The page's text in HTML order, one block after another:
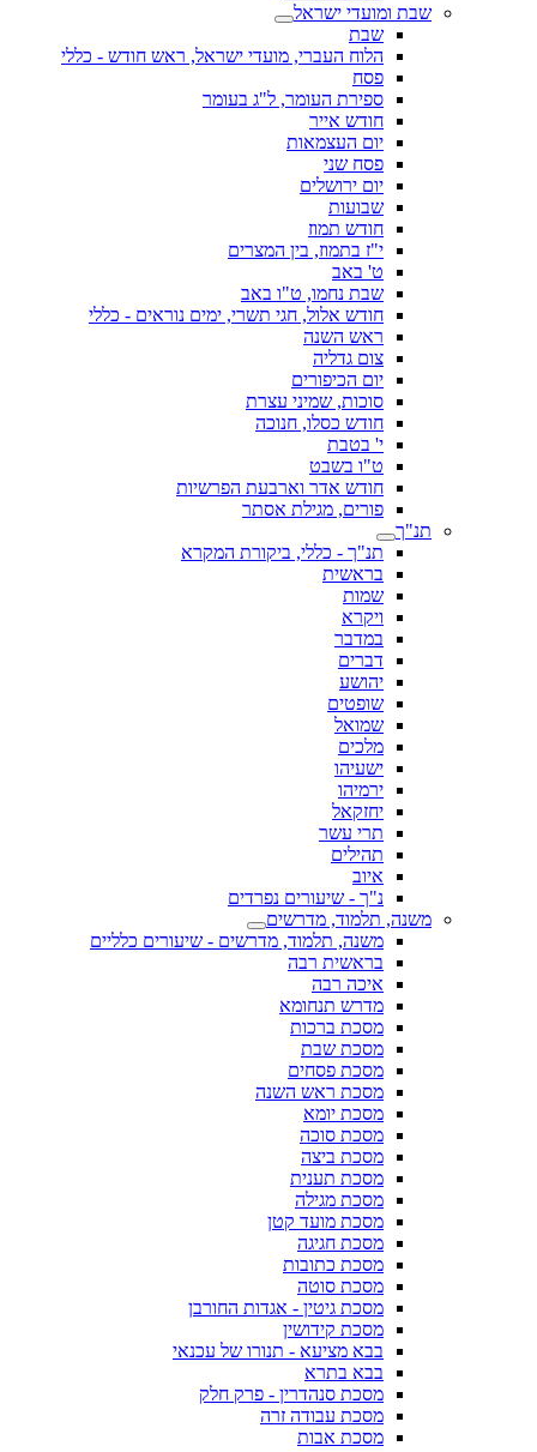
שבת ומועדי ישראל
שבת
הלוח העברי, מועדי ישראל, ראש חודש - כללי
פסח
ספירת העומר, ל"ג בעומר
חודש אייר
יום העצמאות
פסח שני
יום ירושלים
שבועות
חודש תמוז
י"ז בתמוז, בין המצרים
ט' באב
שבת נחמו, ט"ו באב
חודש אלול, חגי תשרי, ימים נוראים - כללי
ראש השנה
צום גדליה
יום הכיפורים
סוכות, שמיני עצרת
חודש כסלו, חנוכה
י' בטבת
ט"ו בשבט
חודש אדר וארבעת הפרשיות
פורים, מגילת אסתר
תנ"ך
תנ"ך - כללי, ביקורת המקרא
בראשית
שמות
ויקרא
במדבר
דברים
יהושע
שופטים
שמואל
מלכים
ישעיהו
ירמיהו
יחזקאל
תרי עשר
תהילים
איוב
נ"ך - שיעורים נפרדים
משנה, תלמוד, מדרשים
משנה, תלמוד, מדרשים - שיעורים כלליים
בראשית רבה
איכה רבה
מדרש תנחומא
מסכת ברכות
מסכת שבת
מסכת פסחים
מסכת ראש השנה
מסכת יומא
מסכת סוכה
מסכת ביצה
מסכת תענית
מסכת מגילה
מסכת מועד קטן
מסכת חגיגה
מסכת כתובות
מסכת סוטה
מסכת גיטין - אגדות החורבן
מסכת קידושין
בבא מציעא - תנורו של עכנאי
בבא בתרא
מסכת סנהדרין - פרק חלק
מסכת עבודה זרה
מסכת אבות